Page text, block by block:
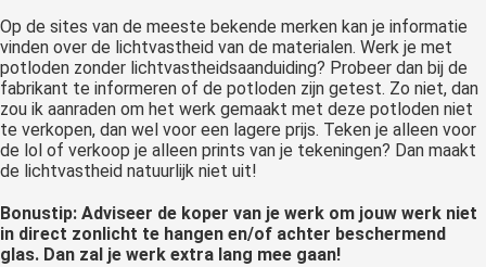
Op de sites van de meeste bekende merken kan je informatie
vinden over de lichtvastheid van de materialen. Werk je met
potloden zonder lichtvastheidsaanduiding? Probeer dan bij de
fabrikant te informeren of de potloden zijn getest. Zo niet, dan
zou ik aanraden om het werk gemaakt met deze potloden niet
te verkopen, dan wel voor een lagere prijs. Teken je alleen voor
de lol of verkoop je alleen prints van je tekeningen? Dan maakt
de lichtvastheid natuurlijk niet uit!
Bonustip: Adviseer de koper van je werk om jouw werk niet
in direct zonlicht te hangen en/of achter beschermend
glas. Dan zal je werk extra lang mee gaan!